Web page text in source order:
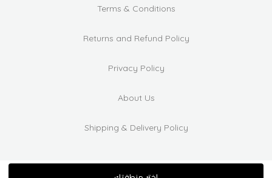
Terms & Conditions
Returns and Refund Policy
Privacy Policy
About Us
Shipping & Delivery Policy